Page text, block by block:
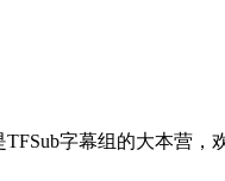
字幕组的大本营，